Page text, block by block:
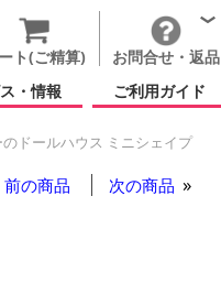
ト(ご精算)
お問合せ・返品
・情報 ご利用ガイド
ドールハウス ミニシェイプ
前の商品 次の商品